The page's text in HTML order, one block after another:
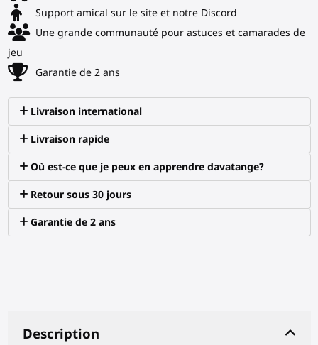
Support amical sur le site et notre Discord
Une grande communauté pour astuces et camarades de
jeu
Garantie de 2 ans
Livraison international
Livraison rapide
Où est-ce que je peux en apprendre davatange?
Retour sous 30 jours
Garantie de 2 ans
Description